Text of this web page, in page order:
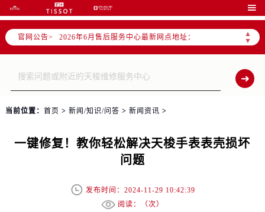

官网公告>
▲
▼
2026年6月北京市售后服务网络优化升级公告
2026年6月北京市官方售后客户服务热线：
2026年6月售后服务中心最新网点地址：
北京市东城区东长安街1号东方广场写字楼W3座6层602室（需提前预约）
北京市朝阳区建国门外大街甲6号华熙国际中心写字楼D座11层1102室（需提前预约）
北京市朝阳区建国门外大街甲6号华熙国际中心D座11层1102室售后服务中心（需提前预约）
当前位置： 首页 > 新闻/知识/问答 > 新闻资讯 >
一键修复！教你轻松解决天梭手表表壳损坏
问题
发布时间：2024-11-29 10:42:39
阅读：（次）